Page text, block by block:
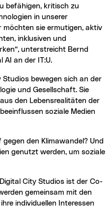
befähigen, kritisch zu
in unserer
möchten sie ermutigen, aktiv
inklusiven und
unterstreicht Bernd
AI an der IT:U.
und Gesellschaft. Sie
den Lebensrealitäten der
soziale Medien
genutzt werden, um soziale
gemeinsam mit den
individuellen Interessen